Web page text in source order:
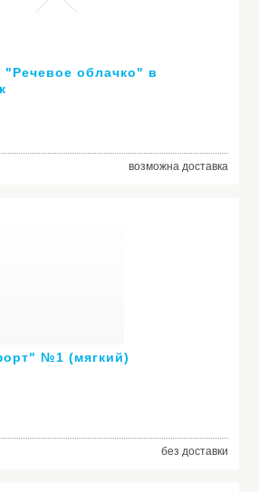
облачко" в
возможна доставка
№1 (мягкий)
без доставки